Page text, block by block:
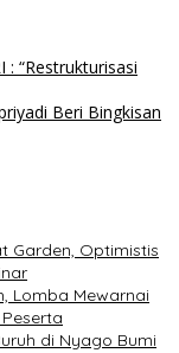
: “Restrukturisasi
Beri Bingkisan
Garden, Optimistis
Lomba Mewarnai
di Nyago Bumi